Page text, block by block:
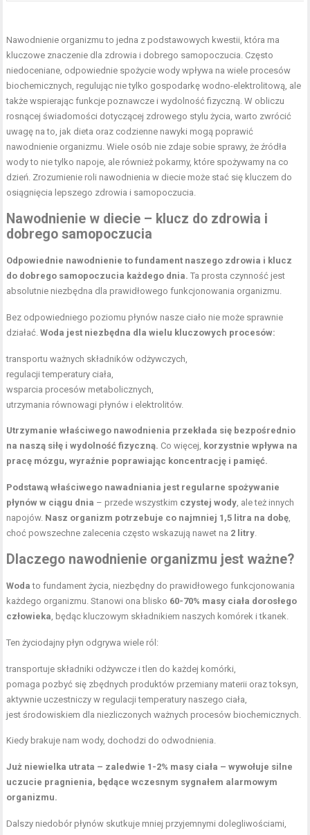
Nawodnienie organizmu to jedna z podstawowych kwestii, która ma
kluczowe znaczenie dla zdrowia i dobrego samopoczucia. Często
niedoceniane, odpowiednie spożycie wody wpływa na wiele procesów
biochemicznych, regulując nie tylko gospodarkę wodno-elektrolitową, ale
także wspierając funkcje poznawcze i wydolność fizyczną. W obliczu
rosnącej świadomości dotyczącej zdrowego stylu życia, warto zwrócić
uwagę na to, jak dieta oraz codzienne nawyki mogą poprawić
nawodnienie organizmu. Wiele osób nie zdaje sobie sprawy, że źródła
wody to nie tylko napoje, ale również pokarmy, które spożywamy na co
dzień. Zrozumienie roli nawodnienia w diecie może stać się kluczem do
osiągnięcia lepszego zdrowia i samopoczucia.
Nawodnienie w diecie – klucz do zdrowia i
dobrego samopoczucia
Odpowiednie nawodnienie to fundament naszego zdrowia i klucz
do dobrego samopoczucia każdego dnia. Ta prosta czynność jest
absolutnie niezbędna dla prawidłowego funkcjonowania organizmu.
Bez odpowiedniego poziomu płynów nasze ciało nie może sprawnie
działać.Woda jest niezbędna dla wielu kluczowych procesów:
transportu ważnych składników odżywczych,
regulacji temperatury ciała,
wsparcia procesów metabolicznych,
utrzymania równowagi płynów i elektrolitów.
Utrzymanie właściwego nawodnienia przekłada się bezpośrednio
na naszą siłę i wydolność fizyczną. Co więcej,
korzystnie wpływa na
pracę mózgu, wyraźnie poprawiając koncentrację i pamięć.
Podstawą właściwego nawadniania jest regularne spożywanie
płynów w ciągu dnia – przede wszystkim czystej wody , ale też innych
napojów. Nasz organizm potrzebuje co najmniej 1,5 litra na dobę
choć powszechne zalecenia często wskazują nawet na 2 litry
Dlaczego nawodnienie organizmu jest ważne?
Woda to fundament życia, niezbędny do prawidłowego funkcjonowania
każdego organizmu. Stanowi ona blisko 60-70% masy ciała dorosłego
człowieka , będąc kluczowym składnikiem naszych komórek i tkanek.
Ten życiodajny płyn odgrywa wiele ról:
transportuje składniki odżywcze i tlen do każdej komórki,
pomaga pozbyć się zbędnych produktów przemiany materii oraz toksyn,
aktywnie uczestniczy w regulacji temperatury naszego ciała,
jest środowiskiem dla niezliczonych ważnych procesów biochemicznych.
Kiedy brakuje nam wody, dochodzi do odwodnienia.
Już niewielka utrata – zaledwie 1-2% masy ciała – wywołuje silne
uczucie pragnienia, będące wczesnym sygnałem alarmowym
organizmu.
Dalszy niedobór płynów skutkuje mniej przyjemnymi dolegliwościami,